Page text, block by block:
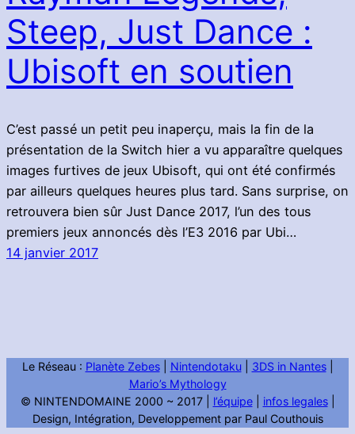
Steep, Just Dance :
Ubisoft en soutien
C’est passé un petit peu inaperçu, mais la fin de la
présentation de la Switch hier a vu apparaître quelques
images furtives de jeux Ubisoft, qui ont été confirmés
par ailleurs quelques heures plus tard. Sans surprise, on
retrouvera bien sûr Just Dance 2017, l’un des tous
premiers jeux annoncés dès l’E3 2016 par Ubi…
14 janvier 2017
Le Réseau : Planète Zebes| Nintendotaku| 3DS in Nantes|
Mario’s Mythology
© NINTENDOMAINE 2000 ~ 2017 | l’équipe| infos legales|
Design, Intégration, Developpement par Paul Couthouis